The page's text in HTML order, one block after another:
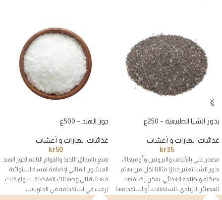
بذور الشيا الطبيعية – 250غ
غذائيات بهارات و أعشاب
kr35
مصدر غني بالألياف والبروتين وأوميغا 3،
بذور الشيا تعتبر خيارًا مثاليًا لكل من يهتم
بصحّته ونظامه الغذائي. يمكن إضافتها
للعصائر، الزبادي، السلطات، أو استخدامها
جوز الهند – 500غ
غذائيات بهارات و أعشاب
kr50
تمتع بالمذاق اللذيذ والقوام الناعم لجوز الهند
المبشور، المثالي لإضافة لمسة استوائية
منعشة إلى وصفاتك المفضلة. سواء كنت
ترغب في استخدامه في الحلويات،